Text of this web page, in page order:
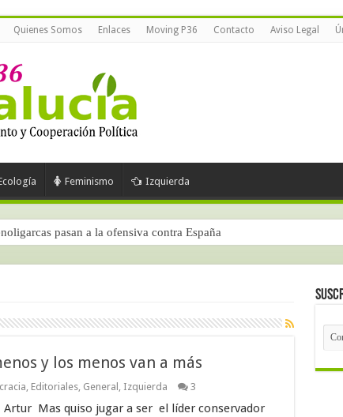
Quienes Somos Enlaces Moving P36 Contacto Aviso Legal
Feminismo Izquierda
pasan a la ofensiva contra España
y los menos van a más
, Editoriales, General , Izquierda 3
Artur Mas quiso jugar a ser el líder conservador